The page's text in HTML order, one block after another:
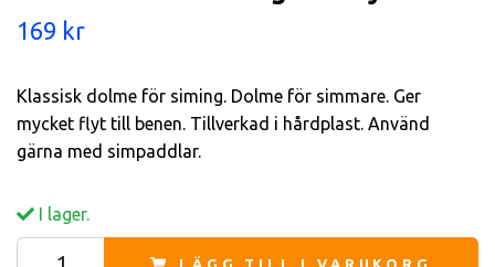
169 kr
Klassisk dolme för siming. Dolme för simmare. Ger
mycket flyt till benen. Tillverkad i hårdplast. Använd
gärna med simpaddlar.
I lager.
LÄGG TILL I VARUKORG